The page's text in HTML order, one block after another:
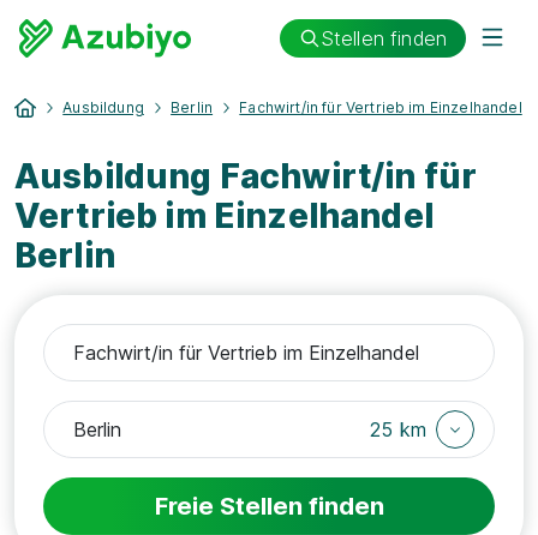
Stellen finden
Ausbildung Berlin Fachwirt/in für Vertrieb im Einzelhandel
Ausbildung Fachwirt/in für
Vertrieb im Einzelhandel
Berlin
25 km
Freie Stellen finden